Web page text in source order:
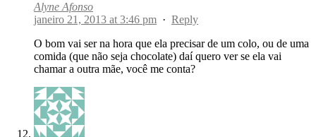
Alyne Afonso
janeiro 21, 2013 at 3:46 pm · Reply
O bom vai ser na hora que ela precisar de um colo, ou de uma
comida (que não seja chocolate) daí quero ver se ela vai
chamar a outra mãe, você me conta?